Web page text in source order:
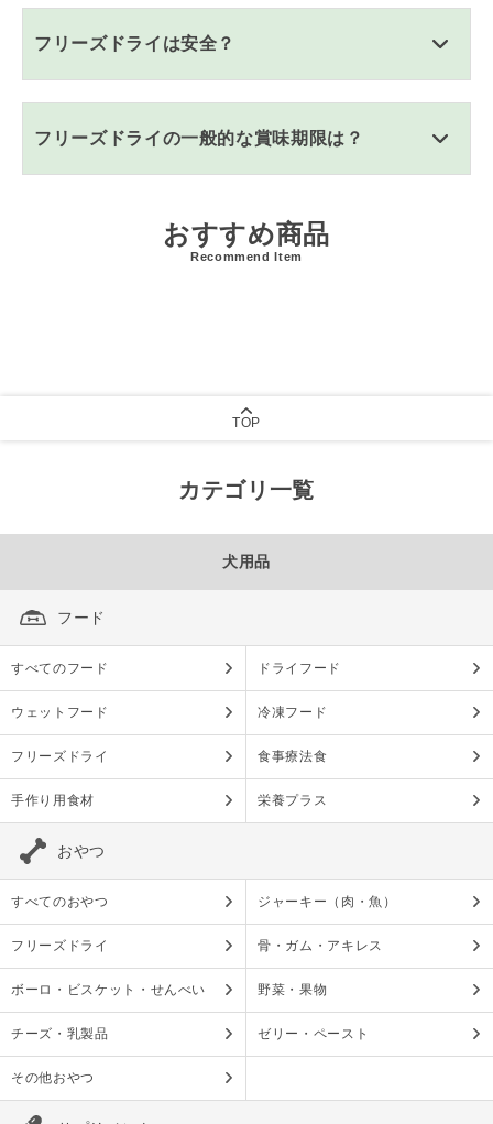
フリーズドライは安全？
フリーズドライの一般的な賞味期限は？
おすすめ商品
Recommend Item
TOP
カテゴリ一覧
犬用品
フード
すべてのフード ドライフード
ウェットフード 冷凍フード
フリーズドライ 食事療法食
手作り用食材 栄養プラス
おやつ
すべてのおやつ ジャーキー（肉・魚）
フリーズドライ 骨・ガム・アキレス
ボーロ・ビスケット・せんべい 野菜・果物
チーズ・乳製品 ゼリー・ペースト
その他おやつ